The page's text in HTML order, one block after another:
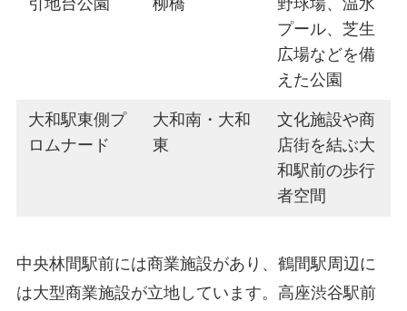
引地台公園 柳橋
野球場、温水
プール、芝生
広場などを備
えた公園
大和駅東側プ
ロムナード
大和南・大和
東
文化施設や商
店街を結ぶ大
和駅前の歩行
者空間
中央林間駅前には商業施設があり、鶴間駅周辺に
は大型商業施設が立地しています。高座渋谷駅前